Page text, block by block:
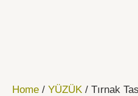
Home / YÜZÜK / Tırnak
Ayar